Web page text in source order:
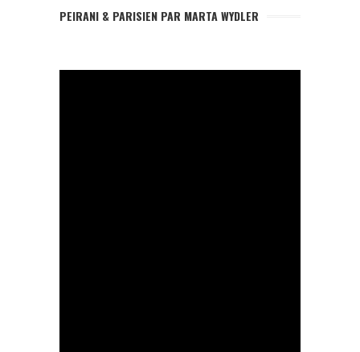
PEIRANI & PARISIEN PAR MARTA WYDLER